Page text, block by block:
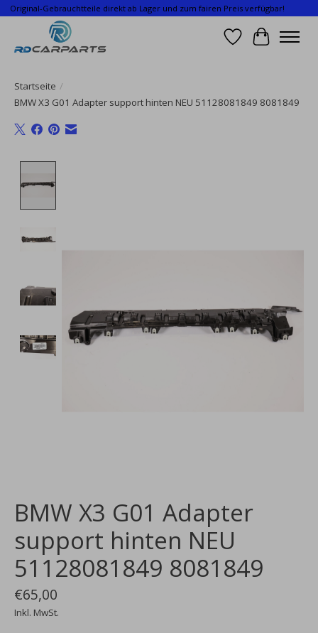
Original-Gebrauchtteile direkt ab Lager und zum fairen Preis verfügbar!
Wunschzettel
Ihr
Startseite /
BMW X3 G01 Adapter support hinten NEU 51128081849 8081849
BMW X3 G01 Adapter
support hinten NEU
51128081849 8081849
€65,00
Inkl. MwSt.